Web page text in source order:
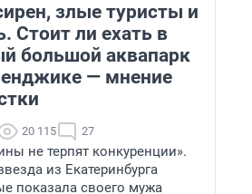
злые туристы и
Стоит ли ехать в
большой аквапарк
— мнение
20 115 27
не терпят конкуренции».
из Екатеринбурга
показала своего мужа